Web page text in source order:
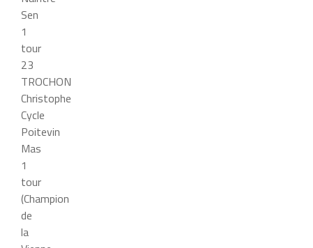
Sen
1
tour
23
TROCHON
Christophe
Cycle
Poitevin
Mas
1
tour
(Champion
de
la